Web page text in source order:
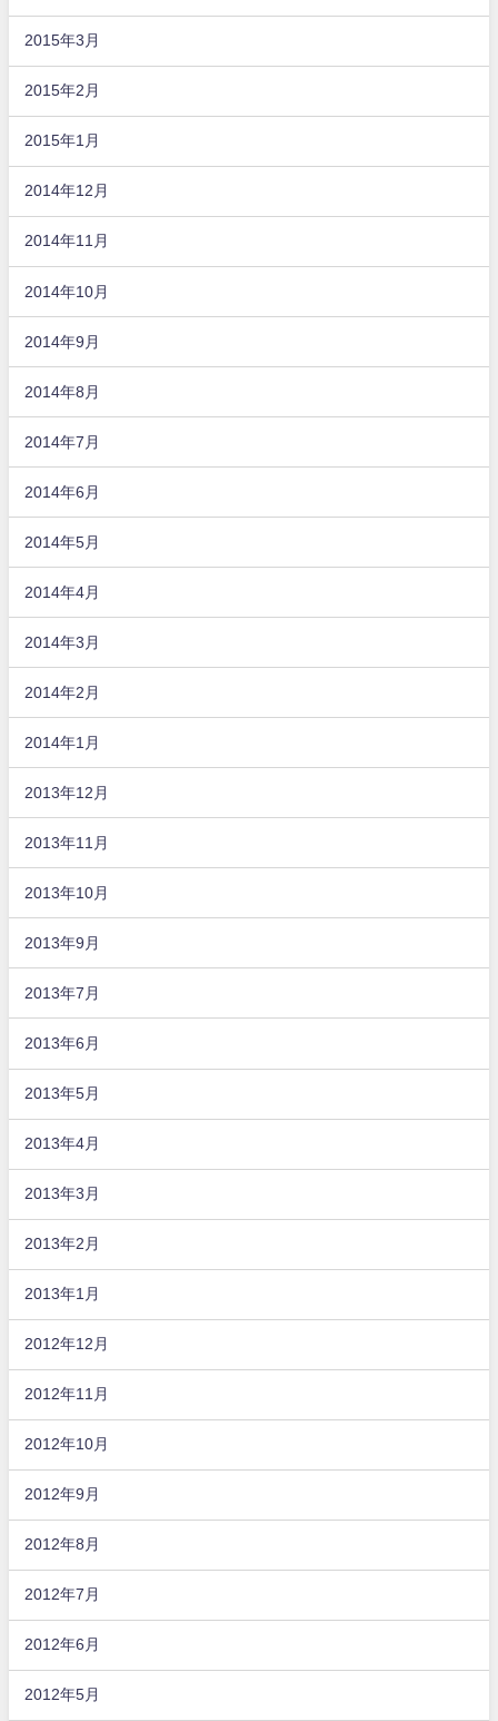
2015年3月
2015年2月
2015年1月
2014年12月
2014年11月
2014年10月
2014年9月
2014年8月
2014年7月
2014年6月
2014年5月
2014年4月
2014年3月
2014年2月
2014年1月
2013年12月
2013年11月
2013年10月
2013年9月
2013年7月
2013年6月
2013年5月
2013年4月
2013年3月
2013年2月
2013年1月
2012年12月
2012年11月
2012年10月
2012年9月
2012年8月
2012年7月
2012年6月
2012年5月